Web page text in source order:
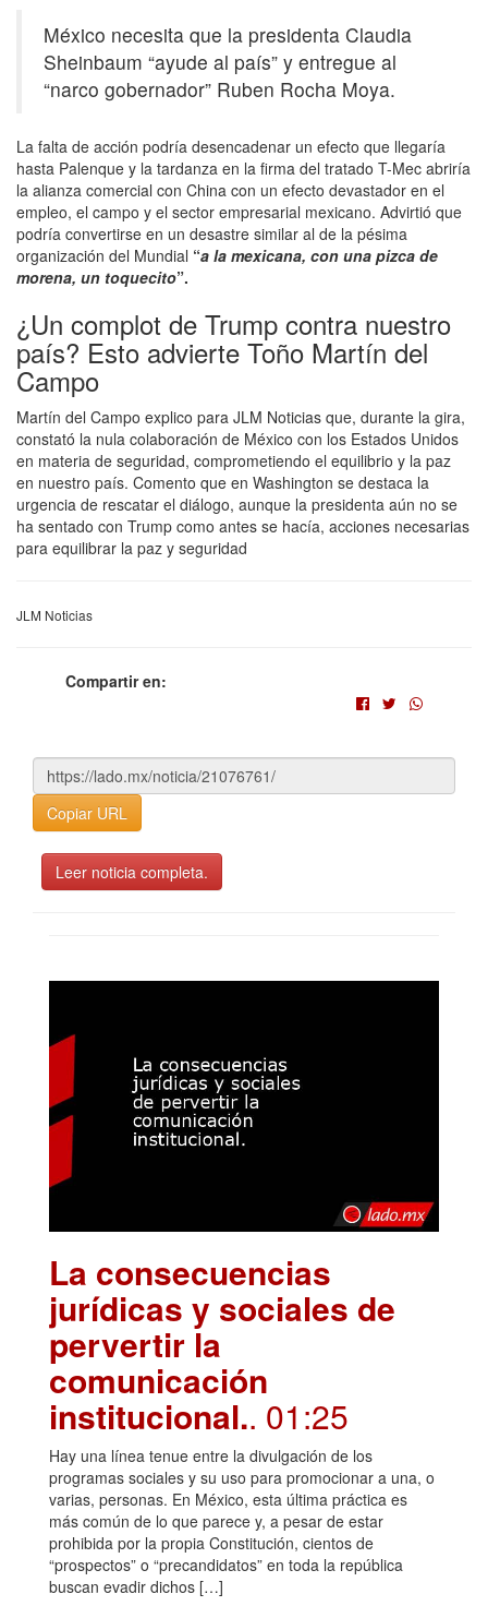
México necesita que la presidenta Claudia
Sheinbaum “ayude al país” y entregue al
“narco gobernador” Ruben Rocha Moya.
La falta de acción podría desencadenar un efecto que llegaría
hasta Palenque y la tardanza en la firma del tratado T-Mec abriría
la alianza comercial con China con un efecto devastador en el
empleo, el campo y el sector empresarial mexicano. Advirtió que
podría convertirse en un desastre similar al de la pésima
organización del Mundial “a la mexicana, con una pizca de
morena, un toquecito”.
¿Un complot de Trump contra nuestro
país? Esto advierte Toño Martín del
Campo
Martín del Campo explico para JLM Noticias que, durante la gira,
constató la nula colaboración de México con los Estados Unidos
en materia de seguridad, comprometiendo el equilibrio y la paz
en nuestro país. Comento que en Washington se destaca la
urgencia de rescatar el diálogo, aunque la presidenta aún no se
ha sentado con Trump como antes se hacía, acciones necesarias
para equilibrar la paz y seguridad
JLM Noticias
Compartir en:
Copiar URL
Leer noticia completa.
La consecuencias
jurídicas y sociales de
pervertir la
comunicación
institucional.. 01:25
Hay una línea tenue entre la divulgación de los
programas sociales y su uso para promocionar a una, o
varias, personas. En México, esta última práctica es
más común de lo que parece y, a pesar de estar
prohibida por la propia Constitución, cientos de
“prospectos” o “precandidatos” en toda la república
buscan evadir dichos […]